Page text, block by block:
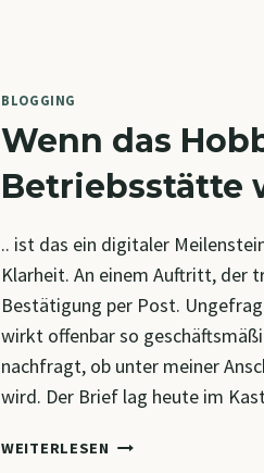
BLOGGING
Wenn das
Betriebsstätte
.. ist das ein digitaler
Klarheit. An einem Auftritt, der
Bestätigung per Post.
wirkt offenbar so
nachfragt, ob unter meiner
wird. Der Brief lag heute im
WEITERLESEN WENN